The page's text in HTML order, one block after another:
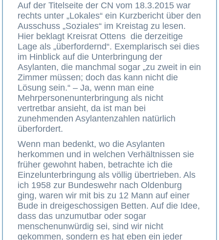
Auf der Titelseite der CN vom 18.3.2015 war
rechts unter „Lokales“ ein Kurzbericht über den
Ausschuss „Soziales“ im Kreistag zu lesen.
Hier beklagt Kreisrat Ottens die derzeitige
Lage als „überfordernd“. Exemplarisch sei dies
im Hinblick auf die Unterbringung der
Asylanten, die manchmal sogar „zu zweit in ein
Zimmer müssen; doch das kann nicht die
Lösung sein.“ – Ja, wenn man eine
Mehrpersonenunterbringung als nicht
vertretbar ansieht, da ist man bei
zunehmenden Asylantenzahlen natürlich
überfordert.
Wenn man bedenkt, wo die Asylanten
herkommen und in welchen Verhältnissen sie
früher gewohnt haben, betrachte ich die
Einzelunterbringung als völlig übertrieben. Als
ich 1958 zur Bundeswehr nach Oldenburg
ging, waren wir mit bis zu 12 Mann auf einer
Bude in dreigeschossigen Betten. Auf die Idee,
dass das unzumutbar oder sogar
menschenunwürdig sei, sind wir nicht
gekommen, sondern es hat eben ein jeder